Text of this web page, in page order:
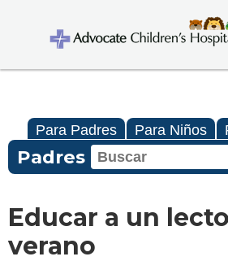
Para Padres Para Niños
Padres
Educar a un
verano